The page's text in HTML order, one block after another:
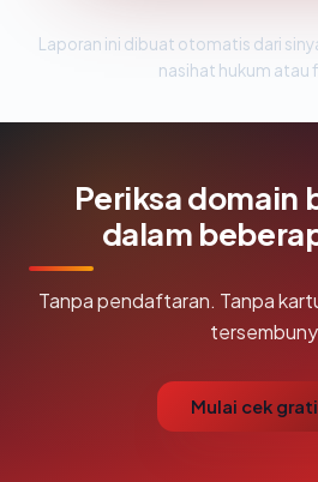
Laporan ini dibuat otomatis dari
nasihat hukum atau
Periksa domain
dalam
Tanpa pendaftaran. Tanpa
Mulai cek